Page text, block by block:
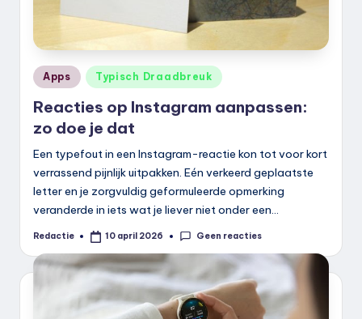
Geplaatst
in
Apps Typisch Draadbreuk
Reacties op Instagram aanpassen:
zo doe je dat
Een typefout in een Instagram-reactie kon tot voor kort
verrassend pijnlijk uitpakken. Eén verkeerd geplaatste
letter en je zorgvuldig geformuleerde opmerking
veranderde in iets wat je liever niet onder een…
Geplaatst
Redactie 10 april 2026 Geen reacties